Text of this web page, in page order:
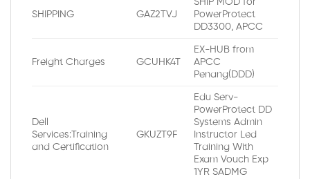
SHIPPING GAZ2TVJ
SHIP MOD for
PowerProtect
DD3300, APCC
Freight Charges GCUHK4T
EX-HUB from
APCC
Penang(DDD)
Dell
Services:Training
and Certification
GKUZT9F
Edu Serv-
PowerProtect DD
Systems Admin
Instructor Led
Training With
Exam Vouch Exp
1YR SADMG